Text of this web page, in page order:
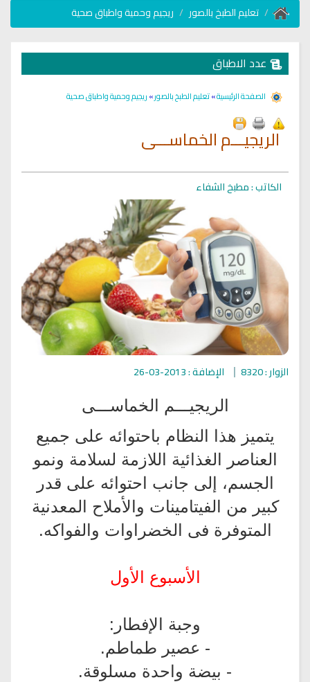
تعليم الطبخ بالصور ريجيم وحمية واطباق صحية
عدد الاطباق
الصفحة الرئيسية»تعليم الطبخ بالصور»ريجيم وحمية واطباق صحية
الريجيـــم الخماســـى
الكاتب : مطبخ الشفاء
الزوار : 8320 الإضافة : 2013-03-26
الريجيـــم الخماســـى
يتميز هذا النظام باحتوائه على جميع
العناصر الغذائية اللازمة لسلامة ونمو
الجسم، إلى جانب احتوائه على قدر
كبير من الفيتامينات والأملاح المعدنية
المتوفرة فى الخضراوات والفواكه.
الأسبوع الأول
وجبة الإفطار:
- عصير طماطم.
- بيضة واحدة مسلوقة.